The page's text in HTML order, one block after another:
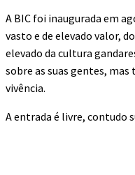
A BIC foi inaugurada em
vasto e de elevado valor,
elevado da cultura
sobre as suas gentes,
vivência.
A entrada é livre, contudo